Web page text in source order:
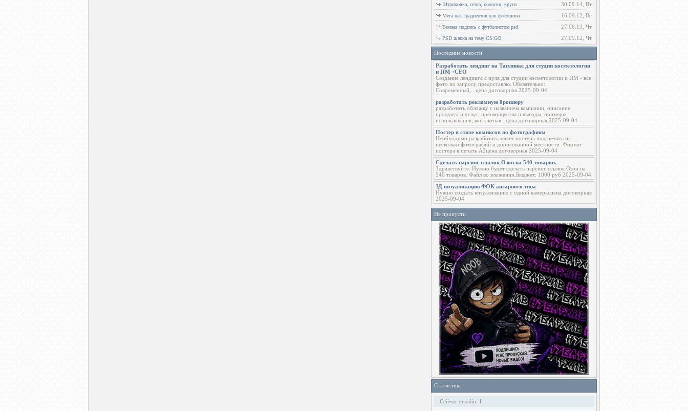
30.09.14, Вт
Штриховка, сетка, полоски, круги
16.09.12, Вс
Мега пак Градиентов для фотошопа
27.06.13, Чт
Темная подпись с футболистом psd
27.09.12, Чт
PSD шапка на тему CS:GO
Последние новости
Разработать лендинг на Таплинке для студии косметологии
и ПМ +СЕО
Создание лендинга с нуля для студии косметологии и ПМ - все
фото по запросу предоставлю. Обязательно:
Современный,...цена договорная 2025-09-04
разработать рекламную брошюру
разработать обложку с названием компании, описание
продукта и услуг, преимущества и выгоды, примеры
использования, контактная...цена договорная 2025-09-04
Постер в стиле комиксов по фотографиям
Необходимо разработать макет постера под печать из
несколько фотографий и дорисованной местности. Формат
постера в печать А2цена договорная 2025-09-04
Сделать парсинг ссылок Озон на 540 товаров.
Здравствуйте. Нужно будет сделать парсинг ссылок Озон на
540 товаров. Файл во вложении.Бюджет: 1000 руб 2025-09-04
ЗД визуализацию ФОК ангарного типа
Нужно создать визуализацию с одной камеры.цена договорная
2025-09-04
Не пропусти
Статистика
Сейчас онлайн: 1